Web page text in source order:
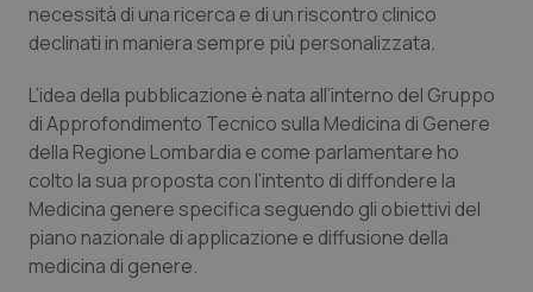
Piemonte
Provincia Autonoma di Bolzano
Provincia Autonoma di Trento
Puglia
Sardegna
HIV
Infezioni & Febbre
Ipertensione & Scompenso
Malattie rare
Malattia di Crohn & Rettocolite Ulcerosa
necessità di una ricerca e di un riscontro clinico
declinati in maniera sempre più personalizzata.
L’idea della pubblicazione è nata all’interno del Gruppo
di Approfondimento Tecnico sulla Medicina di Genere
della Regione Lombardia e come parlamentare ho
colto la sua proposta con l’intento di diffondere la
Medicina genere specifica seguendo gli obiettivi del
piano nazionale di applicazione e diffusione della
medicina di genere.